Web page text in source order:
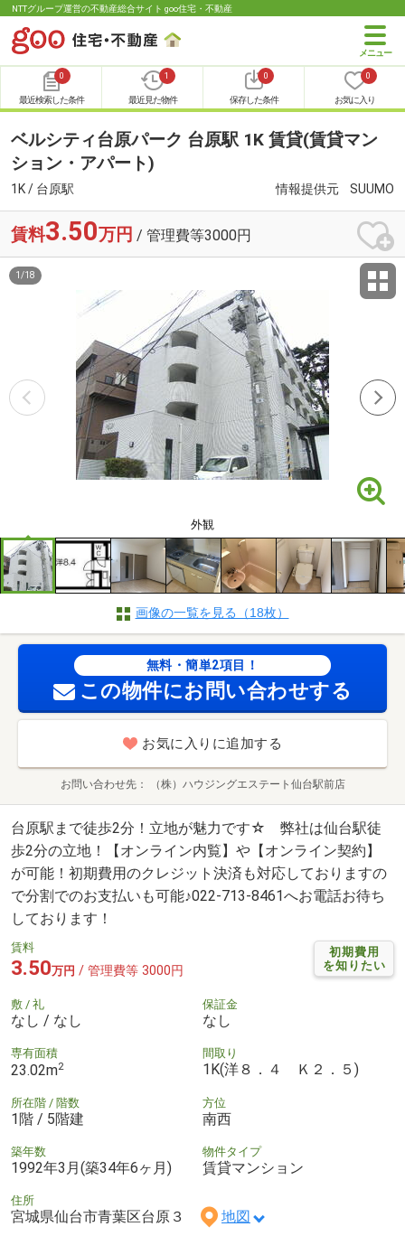
NTTグループ運営の不動産総合サイト goo住宅・不動産
0
最近検索した条件
1
最近見た物件
0
保存した条件
0
お気に入り
ベルシティ台原パーク 台原駅 1K 賃貸(賃貸マン
ション・アパート)
1K / 台原駅 情報提供元 SUUMO
賃料3.50万円 / 管理費等3000円
外観
1 /18
画像の一覧を見る（18枚）
無料・簡単2項目！
この物件にお問い合わせする
お気に入りに追加する
お問い合わせ先 （株）ハウジングエステート仙台駅前店
台原駅まで徒歩2分！立地が魅力です☆ 弊社は仙台駅徒
歩2分の立地！【オンライン内覧】や【オンライン契約】
が可能！初期費用のクレジット決済も対応しておりますの
で分割でのお支払いも可能♪022-713-8461へお電話お待ち
しております！
初期費用
を知りたい
賃料
3.50万円 / 管理費等 3000円
敷 / 礼
なし / なし
保証金
なし
専有面積
23.02m2
間取り
1K(洋８．４ Ｋ２．５)
所在階 / 階数
1階 / 5階建
方位
南西
築年数
1992年3月(築34年6ヶ月)
物件タイプ
賃貸マンション
住所
宮城県仙台市青葉区台原３ 地図